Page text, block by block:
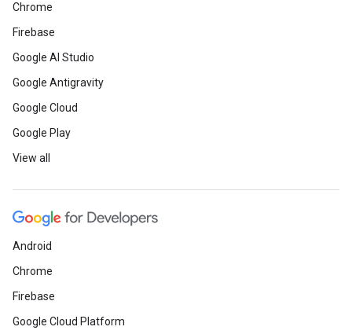
Chrome
Firebase
Google AI Studio
Google Antigravity
Google Cloud
Google Play
View all
Android
Chrome
Firebase
Google Cloud Platform